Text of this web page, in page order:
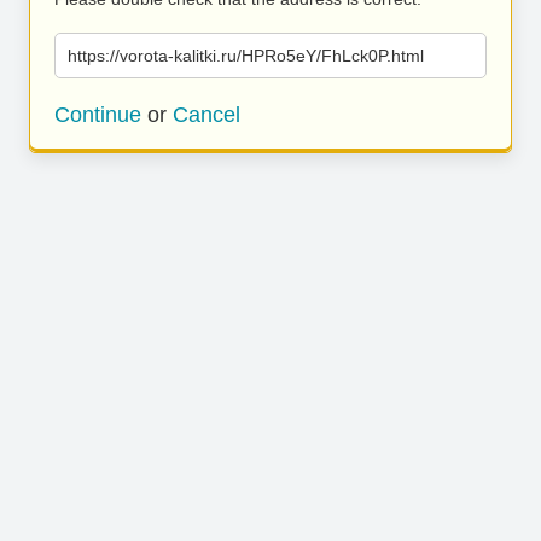
https://vorota-kalitki.ru/HPRo5eY/FhLck0P.html
Continue or Cancel